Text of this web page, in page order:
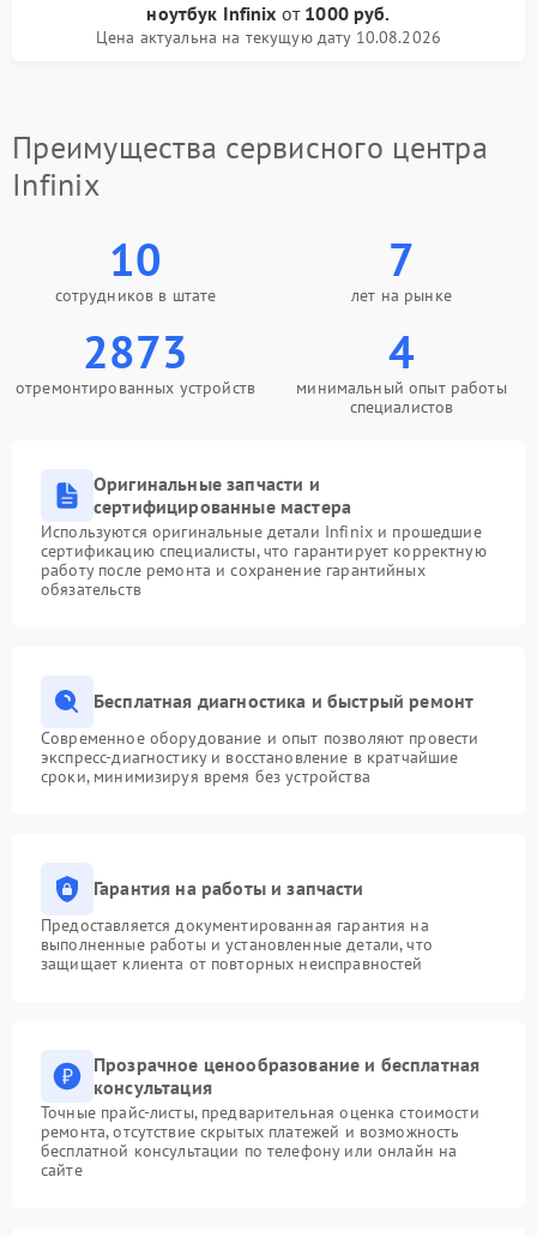
ноутбук Infinix от 1000 руб.
Цена актуальна на текущую дату 10.08.2026
Преимущества сервисного центра
Infinix
10
сотрудников в штате
7
лет на рынке
2873
отремонтированных устройств
4
минимальный опыт работы
специалистов
Оригинальные запчасти и
сертифицированные мастера
Используются оригинальные детали Infinix и прошедшие
сертификацию специалисты, что гарантирует корректную
работу после ремонта и сохранение гарантийных
обязательств
Бесплатная диагностика и быстрый ремонт
Современное оборудование и опыт позволяют провести
экспресс-диагностику и восстановление в кратчайшие
сроки, минимизируя время без устройства
Гарантия на работы и запчасти
Предоставляется документированная гарантия на
выполненные работы и установленные детали, что
защищает клиента от повторных неисправностей
Прозрачное ценообразование и бесплатная
консультация
Точные прайс-листы, предварительная оценка стоимости
ремонта, отсутствие скрытых платежей и возможность
бесплатной консультации по телефону или онлайн на
сайте